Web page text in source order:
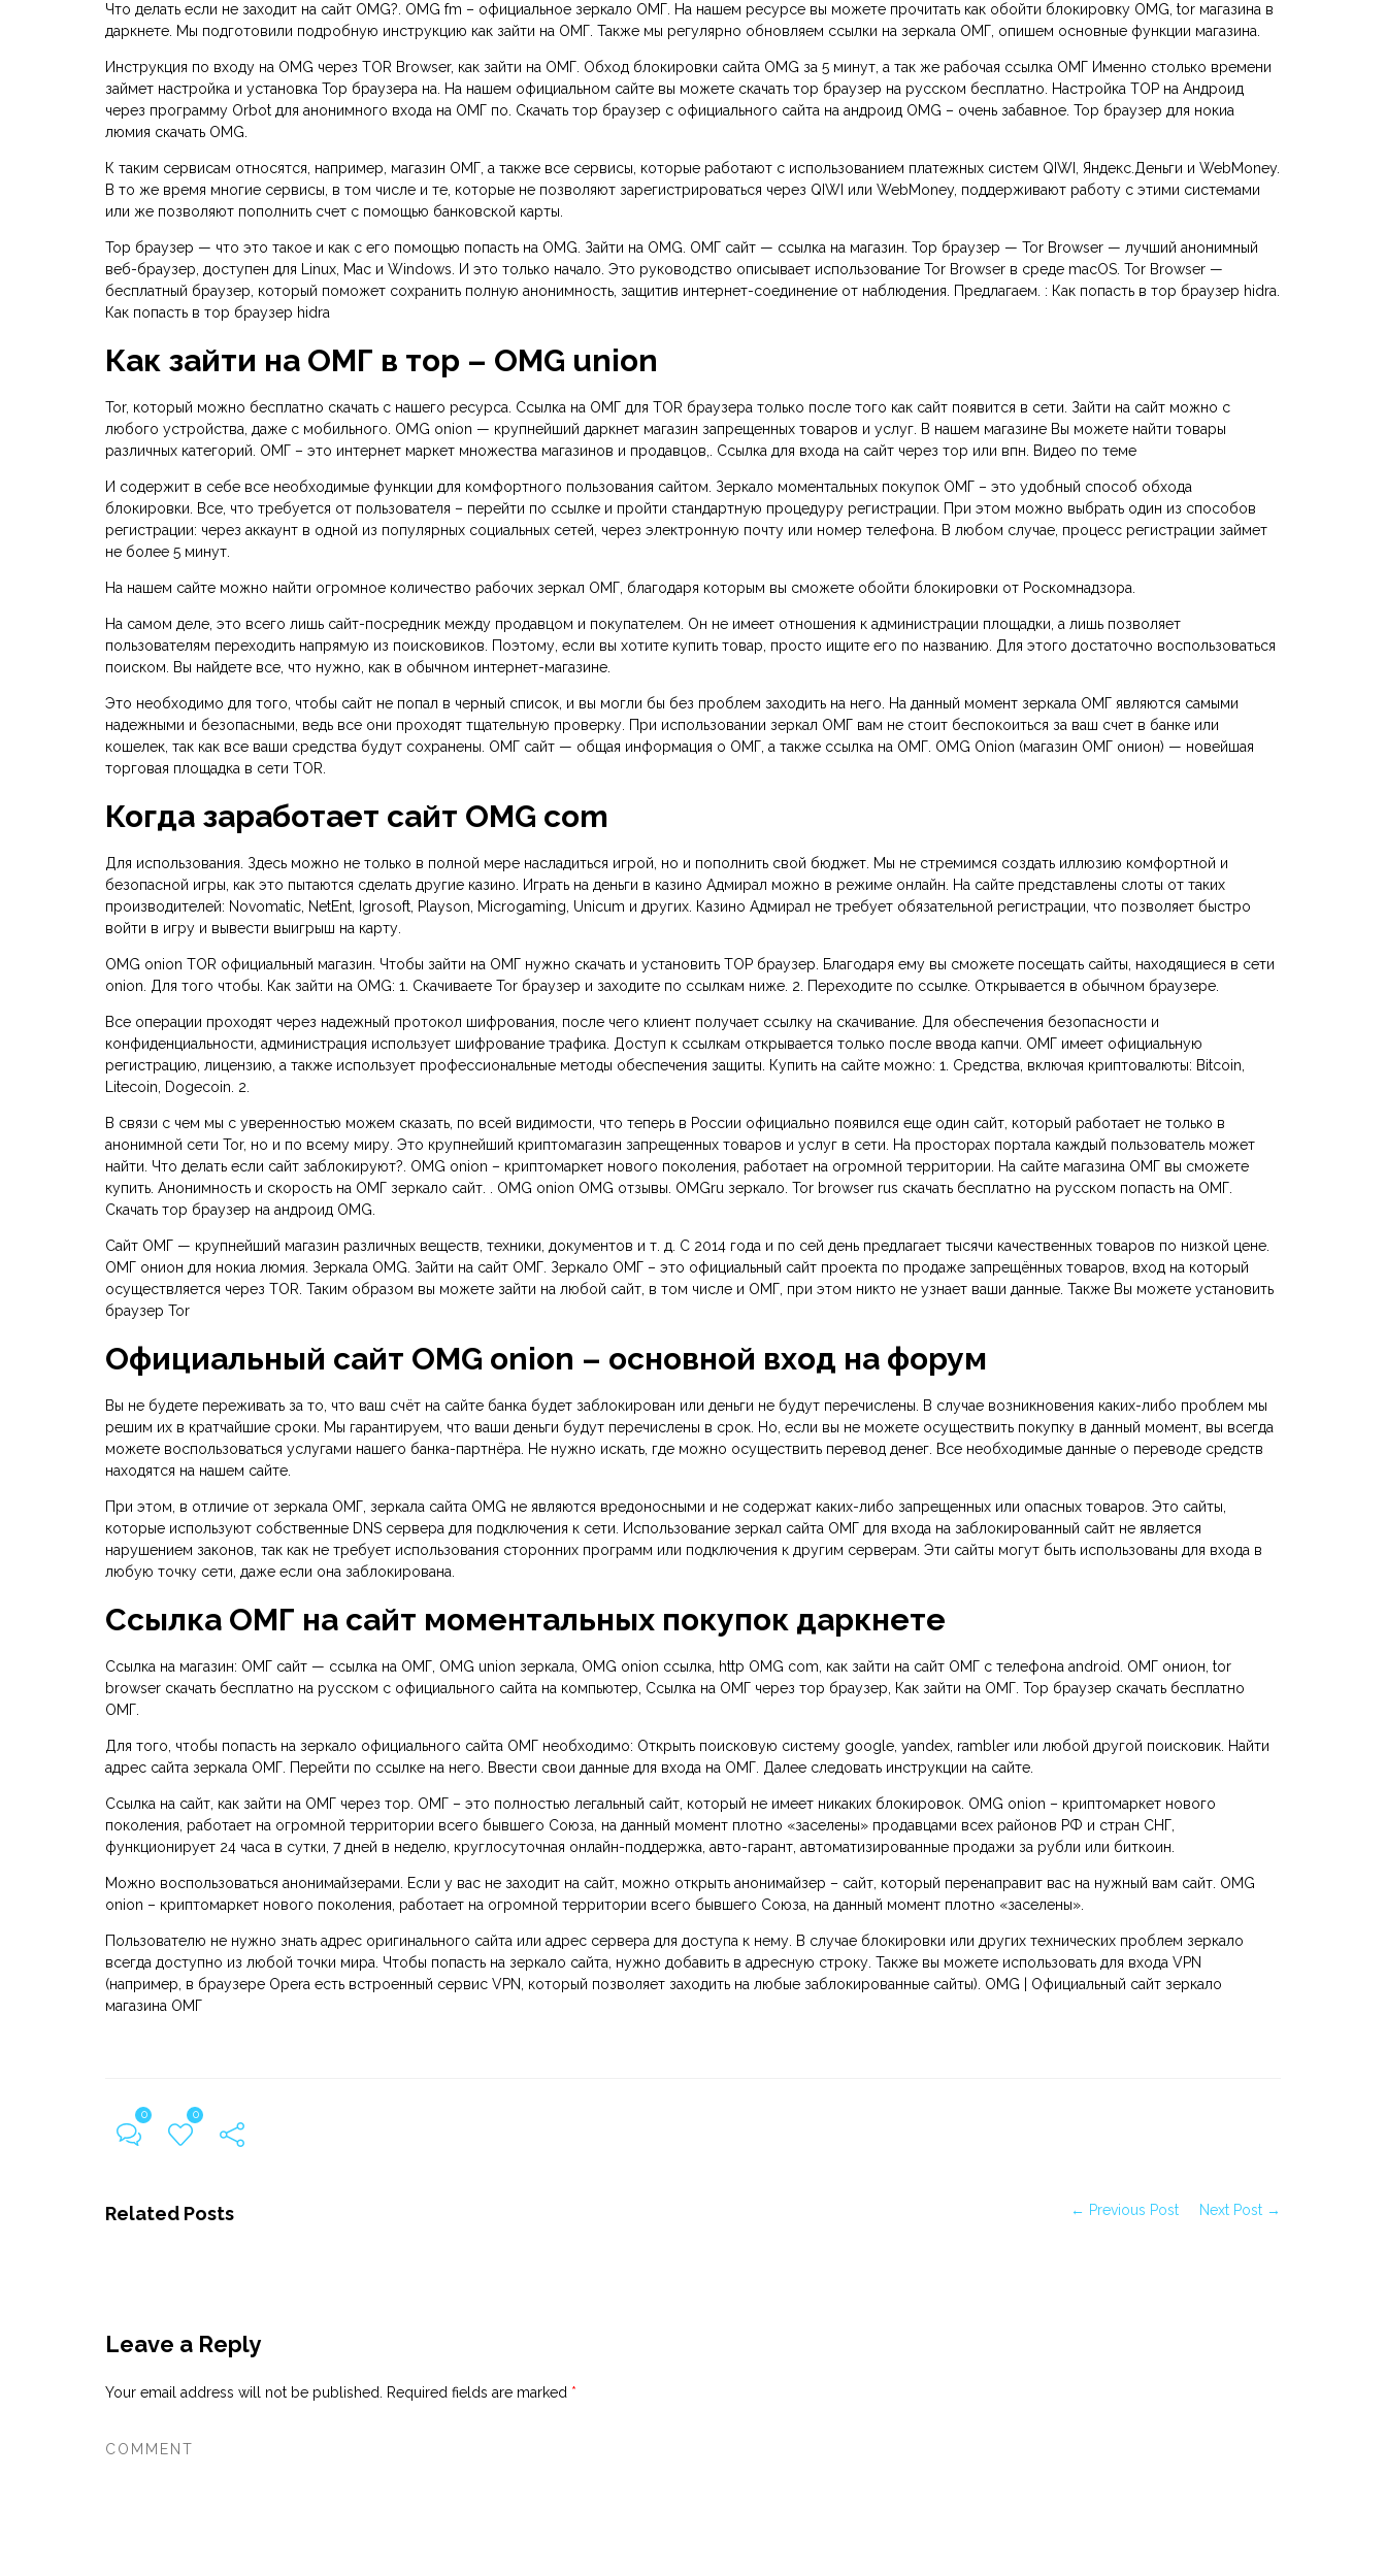
Что делать если не заходит на сайт OMG?. OMG fm – официальное зеркало ОМГ. На нашем ресурсе вы можете прочитать как обойти блокировку OMG, tor магазина в
даркнете. Мы подготовили подробную инструкцию как зайти на ОМГ. Также мы регулярно обновляем ссылки на зеркала ОМГ, опишем основные функции магазина.
Инструкция по входу на OMG через TOR Browser, как зайти на ОМГ. Обход блокировки сайта OMG за 5 минут, а так же рабочая ссылка ОМГ Именно столько времени
займет настройка и установка Тор браузера на. На нашем официальном сайте вы можете скачать тор браузер на русском бесплатно. Настройка ТОР на Андроид
через программу Orbot для анонимного входа на ОМГ по. Скачать тор браузер с официального сайта на андроид OMG – очень забавное. Тор браузер для нокиа
люмия скачать OMG.
К таким сервисам относятся, например, магазин ОМГ, а также все сервисы, которые работают с использованием платежных систем QIWI, Яндекс.Деньги и WebMoney.
В то же время многие сервисы, в том числе и те, которые не позволяют зарегистрироваться через QIWI или WebMoney, поддерживают работу с этими системами
или же позволяют пополнить счет с помощью банковской карты.
Тор браузер — что это такое и как с его помощью попасть на OMG. Зайти на OMG. ОМГ сайт — ссылка на магазин. Тор браузер — Tor Browser — лучший анонимный
веб-браузер, доступен для Linux, Mac и Windows. И это только начало. Это руководство описывает использование Tor Browser в среде macOS. Tor Browser —
бесплатный браузер, который поможет сохранить полную анонимность, защитив интернет-соединение от наблюдения. Предлагаем. : Как попасть в тор браузер hidra.
Как попасть в тор браузер hidra
Как зайти на ОМГ в тор – OMG union
Tor, который можно бесплатно скачать с нашего ресурса. Ссылка на ОМГ для TOR браузера только после того как сайт появится в сети. Зайти на сайт можно с
любого устройства, даже с мобильного. OMG onion — крупнейший даркнет магазин запрещенных товаров и услуг. В нашем магазине Вы можете найти товары
различных категорий. ОМГ – это интернет маркет множества магазинов и продавцов,. Ссылка для входа на сайт через тор или впн. Видео по теме
И содержит в себе все необходимые функции для комфортного пользования сайтом. Зеркало моментальных покупок ОМГ – это удобный способ обхода
блокировки. Все, что требуется от пользователя – перейти по ссылке и пройти стандартную процедуру регистрации. При этом можно выбрать один из способов
регистрации: через аккаунт в одной из популярных социальных сетей, через электронную почту или номер телефона. В любом случае, процесс регистрации займет
не более 5 минут.
На нашем сайте можно найти огромное количество рабочих зеркал ОМГ, благодаря которым вы сможете обойти блокировки от Роскомнадзора.
На самом деле, это всего лишь сайт-посредник между продавцом и покупателем. Он не имеет отношения к администрации площадки, а лишь позволяет
пользователям переходить напрямую из поисковиков. Поэтому, если вы хотите купить товар, просто ищите его по названию. Для этого достаточно воспользоваться
поиском. Вы найдете все, что нужно, как в обычном интернет-магазине.
Это необходимо для того, чтобы сайт не попал в черный список, и вы могли бы без проблем заходить на него. На данный момент зеркала ОМГ являются самыми
надежными и безопасными, ведь все они проходят тщательную проверку. При использовании зеркал ОМГ вам не стоит беспокоиться за ваш счет в банке или
кошелек, так как все ваши средства будут сохранены. ОМГ сайт — общая информация о ОМГ, а также ссылка на ОМГ. OMG Onion (магазин ОМГ онион) — новейшая
торговая площадка в сети TOR.
Когда заработает сайт OMG com
Для использования. Здесь можно не только в полной мере насладиться игрой, но и пополнить свой бюджет. Мы не стремимся создать иллюзию комфортной и
безопасной игры, как это пытаются сделать другие казино. Играть на деньги в казино Адмирал можно в режиме онлайн. На сайте представлены слоты от таких
производителей: Novomatic, NetEnt, Igrosoft, Playson, Microgaming, Unicum и других. Казино Адмирал не требует обязательной регистрации, что позволяет быстро
войти в игру и вывести выигрыш на карту.
OMG onion TOR официальный магазин. Чтобы зайти на ОМГ нужно скачать и установить ТОР браузер. Благодаря ему вы сможете посещать сайты, находящиеся в сети
onion. Для того чтобы. Как зайти на OMG: 1. Скачиваете Tor браузер и заходите по ссылкам ниже. 2. Переходите по ссылке. Открывается в обычном браузере.
Все операции проходят через надежный протокол шифрования, после чего клиент получает ссылку на скачивание. Для обеспечения безопасности и
конфиденциальности, администрация использует шифрование трафика. Доступ к ссылкам открывается только после ввода капчи. ОМГ имеет официальную
регистрацию, лицензию, а также использует профессиональные методы обеспечения защиты. Купить на сайте можно: 1. Средства, включая криптовалюты: Bitcoin,
Litecoin, Dogecoin. 2.
В связи с чем мы с уверенностью можем сказать, по всей видимости, что теперь в России официально появился еще один сайт, который работает не только в
анонимной сети Tor, но и по всему миру. Это крупнейший криптомагазин запрещенных товаров и услуг в сети. На просторах портала каждый пользователь может
найти. Что делать если сайт заблокируют?. OMG onion – криптомаркет нового поколения, работает на огромной территории. На сайте магазина ОМГ вы сможете
купить. Анонимность и скорость на ОМГ зеркало сайт. . OMG onion OMG отзывы. OMGru зеркало. Tor browser rus скачать бесплатно на русском попасть на ОМГ.
Скачать тор браузер на андроид OMG.
Сайт ОМГ — крупнейший магазин различных веществ, техники, документов и т. д. С 2014 года и по сей день предлагает тысячи качественных товаров по низкой цене.
ОМГ онион для нокиа люмия. Зеркала OMG. Зайти на сайт ОМГ. Зеркало ОМГ – это официальный сайт проекта по продаже запрещённых товаров, вход на который
осуществляется через TOR. Таким образом вы можете зайти на любой сайт, в том числе и ОМГ, при этом никто не узнает ваши данные. Также Вы можете установить
браузер Tor
Официальный сайт OMG onion – основной вход на форум
Вы не будете переживать за то, что ваш счёт на сайте банка будет заблокирован или деньги не будут перечислены. В случае возникновения каких-либо проблем мы
решим их в кратчайшие сроки. Мы гарантируем, что ваши деньги будут перечислены в срок. Но, если вы не можете осуществить покупку в данный момент, вы всегда
можете воспользоваться услугами нашего банка-партнёра. Не нужно искать, где можно осуществить перевод денег. Все необходимые данные о переводе средств
находятся на нашем сайте.
При этом, в отличие от зеркала ОМГ, зеркала сайта OMG не являются вредоносными и не содержат каких-либо запрещенных или опасных товаров. Это сайты,
которые используют собственные DNS сервера для подключения к сети. Использование зеркал сайта ОМГ для входа на заблокированный сайт не является
нарушением законов, так как не требует использования сторонних программ или подключения к другим серверам. Эти сайты могут быть использованы для входа в
любую точку сети, даже если она заблокирована.
Ссылка ОМГ на сайт моментальных покупок даркнете
Ссылка на магазин: ОМГ сайт — ссылка на ОМГ, OMG union зеркала, OMG onion ссылка, http OMG com, как зайти на сайт ОМГ с телефона android. ОМГ онион, tor
browser скачать бесплатно на русском с официального сайта на компьютер, Ссылка на ОМГ через тор браузер, Как зайти на ОМГ. Тор браузер скачать бесплатно
ОМГ.
Для того, чтобы попасть на зеркало официального сайта ОМГ необходимо: Открыть поисковую систему google, yandex, rambler или любой другой поисковик. Найти
адрес сайта зеркала ОМГ. Перейти по ссылке на него. Ввести свои данные для входа на ОМГ. Далее следовать инструкции на сайте.
Ссылка на сайт, как зайти на ОМГ через тор. ОМГ – это полностью легальный сайт, который не имеет никаких блокировок. OMG onion – криптомаркет нового
поколения, работает на огромной территории всего бывшего Союза, на данный момент плотно «заселены» продавцами всех районов РФ и стран СНГ,
функционирует 24 часа в сутки, 7 дней в неделю, круглосуточная онлайн-поддержка, авто-гарант, автоматизированные продажи за рубли или биткоин.
Можно воспользоваться анонимайзерами. Если у вас не заходит на сайт, можно открыть анонимайзер – сайт, который перенаправит вас на нужный вам сайт. OMG
onion – криптомаркет нового поколения, работает на огромной территории всего бывшего Союза, на данный момент плотно «заселены».
Пользователю не нужно знать адрес оригинального сайта или адрес сервера для доступа к нему. В случае блокировки или других технических проблем зеркало
всегда доступно из любой точки мира. Чтобы попасть на зеркало сайта, нужно добавить в адресную строку. Также вы можете использовать для входа VPN
(например, в браузере Opera есть встроенный сервис VPN, который позволяет заходить на любые заблокированные сайты). OMG | Официальный сайт зеркало
магазина ОМГ
0 0
Related Posts ← Previous Post Next Post →
Leave a Reply
Your email address will not be published. Required fields are marked *